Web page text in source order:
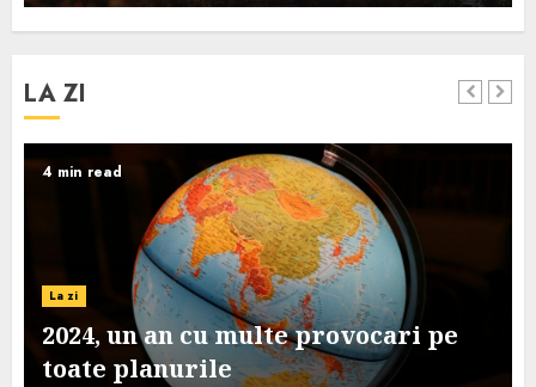
LA ZI
4 min read
La zi
2024, un an cu multe provocari pe
toate planurile